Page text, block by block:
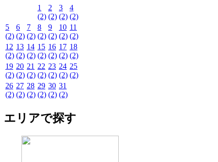
1
(2)
2
(2)
3
(2)
4
(2)
5
(2)
6
(2)
7
(2)
8
(2)
9
(2)
10
(2)
11
(2)
12
(2)
13
(2)
14
(2)
15
(2)
16
(2)
17
(2)
18
(2)
19
(2)
20
(2)
21
(2)
22
(2)
23
(2)
24
(2)
25
(2)
26
(2)
27
(2)
28
(2)
29
(2)
30
(2)
31
(2)
エリアで探す